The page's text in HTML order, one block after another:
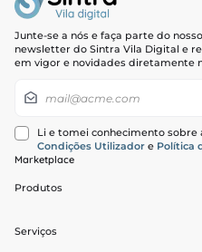
Junte-se a nós e faça parte do
newsletter do Sintra Vila Digital e
em vigor e novidades diretamente
Li e tomei conhecimento sobre
Condições Utilizador e Política
Marketplace
Produtos
Serviços